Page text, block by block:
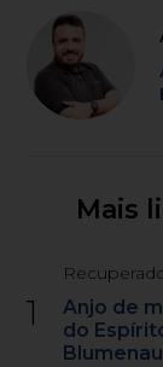
Mais
1
Anjo de
do
Blumenau